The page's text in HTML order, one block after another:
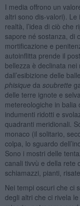
I media offrono un
altri sono dis-valori).
realtà, l’idea di ciò che
sapore né sostanza, di
mortificazione e
autoinflitta prende il
bellezza è declinata
dall’esibizione delle
phisique da soubrette
delle terre ignote e
metereologiche in balia
indumenti ridotti e
quadranti meridionali.
monaco (il solitario,
colpa, lo sguardo
Sono i mostri delle
canali tivvù e della rete
schiamazzi, pianti,
Nei tempi oscuri che ci
degli altri che ci rivela